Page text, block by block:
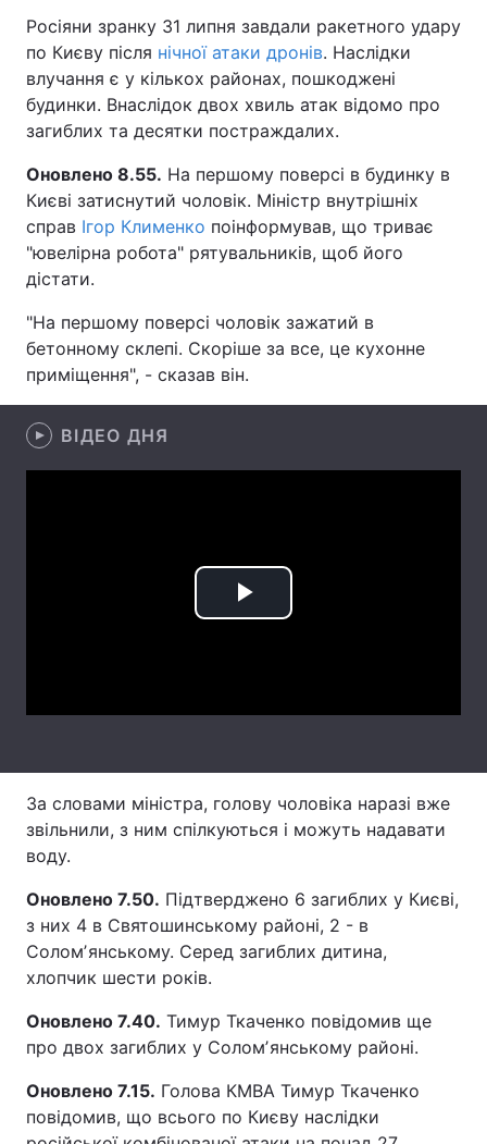
Головна Війна
Україна Політика
Світ
Спорт Наука
Техно і зв'язок Лайт
Зброя
Здоров'я
Цікавинки
Екологія
Тема оформлення
Росіяни зранку 31 липня завдали ракетного удару
по Києву після нічної атаки дронів. Наслідки
влучання є у кількох районах, пошкоджені
будинки. Внаслідок двох хвиль атак відомо про
загиблих та десятки постраждалих.
Оновлено 8.55. На першому поверсі в будинку в
Києві затиснутий чоловік. Міністр внутрішніх
справ Ігор Клименко поінформував, що триває
"ювелірна робота" рятувальників, щоб його
дістати.
"На першому поверсі чоловік зажатий в
бетонному склепі. Скоріше за все, це кухонне
приміщення", - сказав він.
ВІДЕО ДНЯ
Play
За словами міністра, голову чоловіка наразі вже
звільнили, з ним спілкуються і можуть надавати
воду.
Оновлено 7.50. Підтверджено 6 загиблих у Києві,
з них 4 в Святошинському районі, 2 - в
Соломʼянському. Серед загиблих дитина,
хлопчик шести років.
Оновлено 7.40. Тимур Ткаченко повідомив ще
про двох загиблих у Соломʼянському районі.
Оновлено 7.15. Голова КМВА Тимур Ткаченко
повідомив, що всього по Києву наслідки